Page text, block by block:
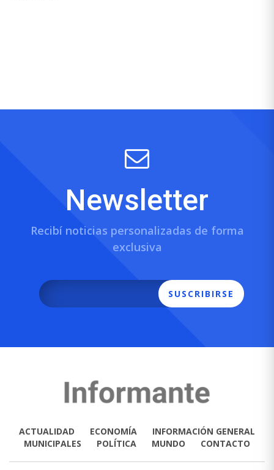
Newsletter
Recibí noticias personalizadas de forma
exclusiva
SUSCRIBIRSE
ACTUALIDAD ECONOMÍA
INFORMACIÓN GENERAL
MUNICIPALES
POLÍTICA MUNDO CONTACTO